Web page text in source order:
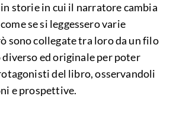
storie in cui il narratore cambia
se si leggessero varie
sono collegate tra loro da un filo
ed originale per poter
del libro, osservandoli
e prospettive.